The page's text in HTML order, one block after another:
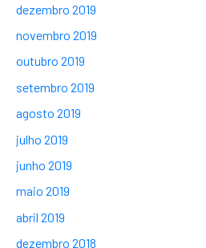
dezembro 2019
novembro 2019
outubro 2019
setembro 2019
agosto 2019
julho 2019
junho 2019
maio 2019
abril 2019
dezembro 2018